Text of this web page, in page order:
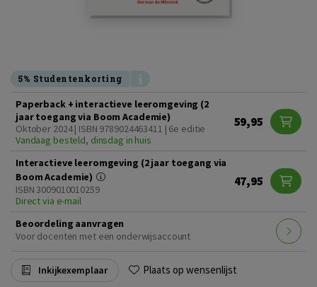
5% Studentenkorting
Paperback + interactieve leeromgeving (2
jaar toegang via Boom Academie)
Oktober 2024 | ISBN 9789024463411 | 6e editie
Vandaag besteld, dinsdag in huis
59,95
Interactieve leeromgeving (2 jaar toegang via
Boom Academie)
ISBN 3009010010259
Direct via e-mail
47,95
Beoordeling aanvragen
Voor docenten met een onderwijsaccount
Inkijkexemplaar Plaats op wensenlijst